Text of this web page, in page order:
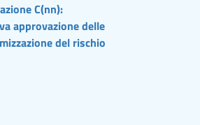
C(nn):
approvazione delle
del rischio